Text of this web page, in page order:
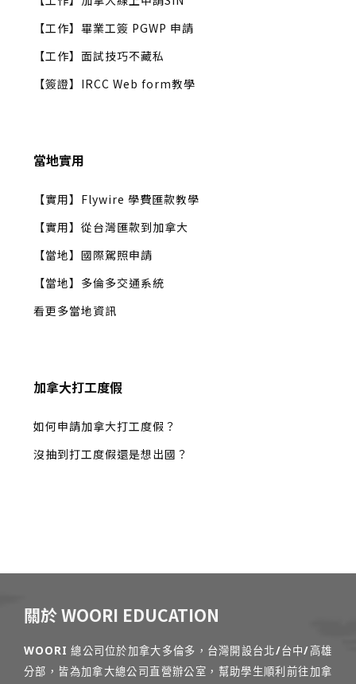
【工作】畢業工簽 PGWP 申請
【工作】面試技巧不藏私
【簽證】IRCC Web form教學
當地實用
【實用】Flywire 學費匯款教學
【實用】從台灣匯款到加拿大
【當地】國際駕照申請
【當地】多倫多交通系統
看更多當地資訊
加拿大打工度假
如何申請加拿大打工度假？
沒抽到打工度假還是想出國？
關於 WOORI EDUCATION
WOORI 總公司位於加拿大多倫多，台灣開設台北/台中/高雄
分部，皆為加拿大總公司直營辦公室，幫助學生順利前往加拿